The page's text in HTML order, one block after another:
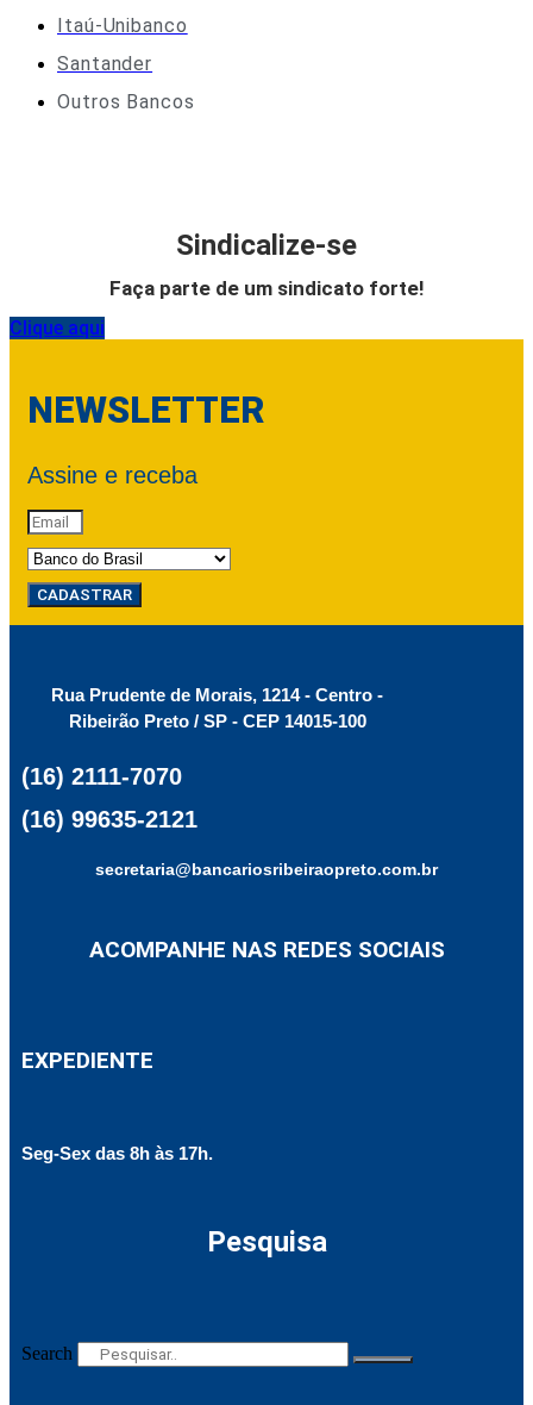
Itaú-Unibanco
Santander
Outros Bancos
Sindicalize-se
Faça parte de um sindicato forte!
Clique aqui
NEWSLETTER
Assine e receba
CADASTRAR
Rua Prudente de Morais, 1214 - Centro -
Ribeirão Preto / SP - CEP 14015-100
(16) 2111-7070
(16) 99635-2121
secretaria@bancariosribeiraopreto.com.br
ACOMPANHE NAS REDES SOCIAIS
EXPEDIENTE
Seg-Sex das 8h às 17h.
Pesquisa
Search